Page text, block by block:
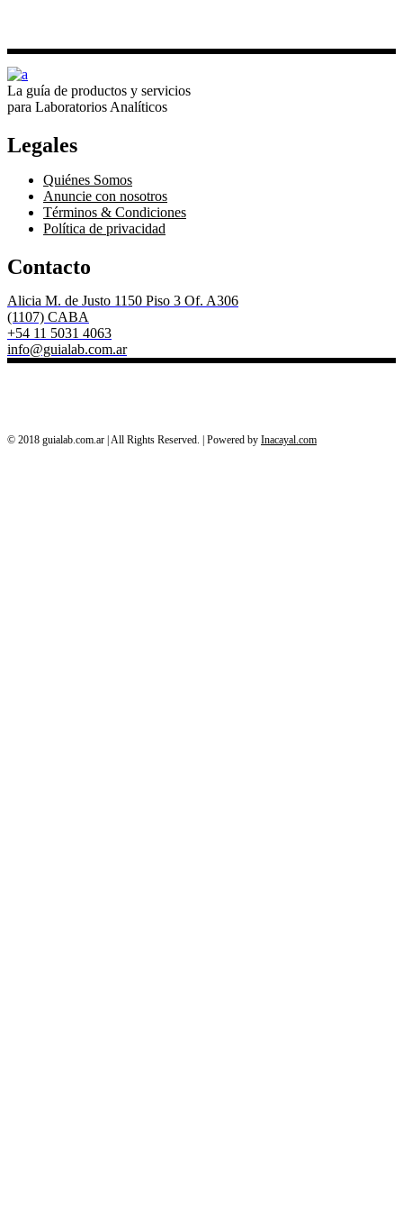
La guía de productos y servicios
para Laboratorios Analíticos
Legales
Quiénes Somos
Anuncie con nosotros
Términos & Condiciones
Política de privacidad
Contacto
Alicia M. de Justo 1150 Piso 3 Of. A306
(1107) CABA
+54 11 5031 4063
info@guialab.com.ar
© 2018 guialab.com.ar | All Rights Reserved. | Powered by Inacayal.com